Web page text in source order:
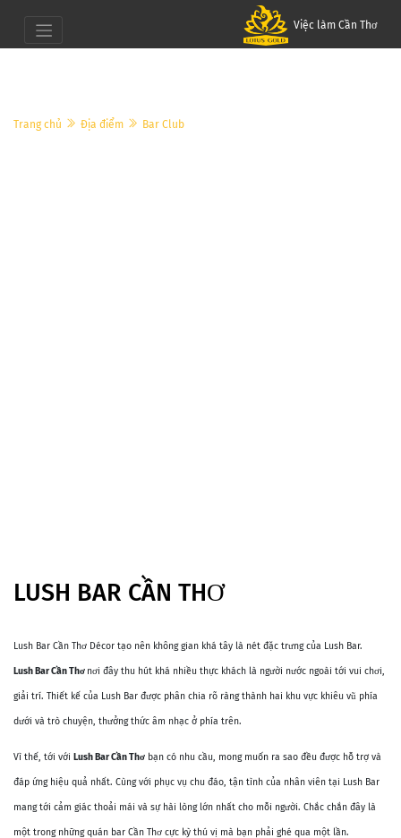
Việc làm Cần Thơ
Trang chủ Địa điểm Bar Club
LUSH BAR CẦN THƠ
Lush Bar Cần Thơ Décor tạo nên không gian khá tây là nét đặc trưng của Lush Bar.
Lush Bar Cần Thơ nơi đây thu hút khá nhiều thực khách là người nước ngoài tới vui chơi,
giải trí. Thiết kế của Lush Bar được phân chia rõ ràng thành hai khu vực khiêu vũ phía
dưới và trò chuyện, thưởng thức âm nhạc ở phía trên.
Vì thế, tới với Lush Bar Cần Thơ bạn có nhu cầu, mong muốn ra sao đều được hỗ trợ và
đáp ứng hiệu quả nhất. Cùng với phục vụ chu đáo, tận tình của nhân viên tại Lush Bar
mang tới cảm giác thoải mái và sự hài lòng lớn nhất cho mỗi người. Chắc chắn đây là
một trong những quán bar Cần Thơ cực kỳ thú vị mà bạn phải ghé qua một lần.